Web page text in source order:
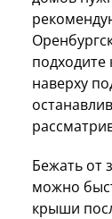
подходите
наверху
Бежать от
можно
крыши